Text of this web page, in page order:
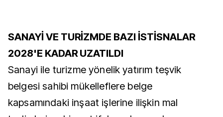
SANAYİ VE TURİZMDE BAZI İSTİSNALAR
2028'E KADAR UZATILDI
Sanayi ile turizme yönelik yatırım teşvik
belgesi sahibi mükelleflere belge
kapsamındaki inşaat işlerine ilişkin mal